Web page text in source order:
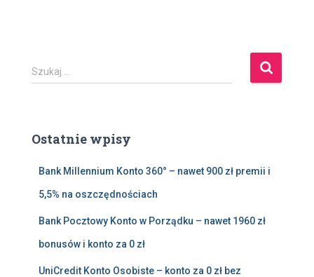
S
z
j
Szukaj …
Ostatnie wpisy
Bank Millennium Konto 360° – nawet 900 zł premii i
5,5% na oszczędnościach
Bank Pocztowy Konto w Porządku – nawet 1960 zł
bonusów i konto za 0 zł
UniCredit Konto Osobiste – konto za 0 zł bez